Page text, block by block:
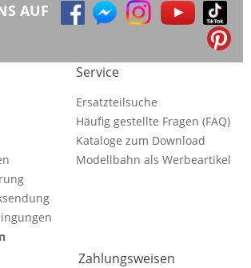
AUF
Service
Ersatzteilsuche
Häufig gestellte Fragen (FAQ)
Kataloge zum Download
Modellbahn als Werbeartikel
Zahlungsweisen